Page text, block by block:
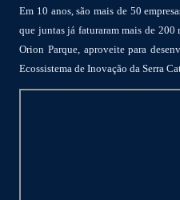
Em 10 anos, são mais de 50
que juntas já faturaram mais de 200
Orion Parque, aproveite para
Ecossistema de Inovação da Serra